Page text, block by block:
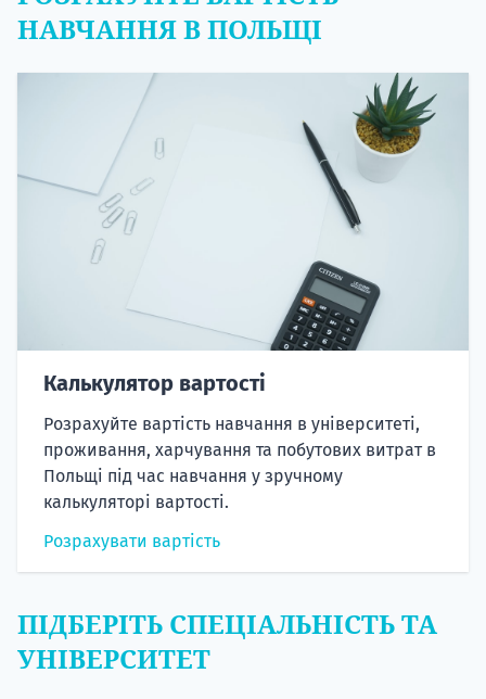
НАВЧАННЯ В ПОЛЬЩІ
Калькулятор вартості
Розрахуйте вартість навчання в університеті,
проживання, харчування та побутових витрат в
Польщі під час навчання у зручному
калькуляторі вартості.
Розрахувати вартість
ПІДБЕРІТЬ СПЕЦІАЛЬНІСТЬ ТА
УНІВЕРСИТЕТ